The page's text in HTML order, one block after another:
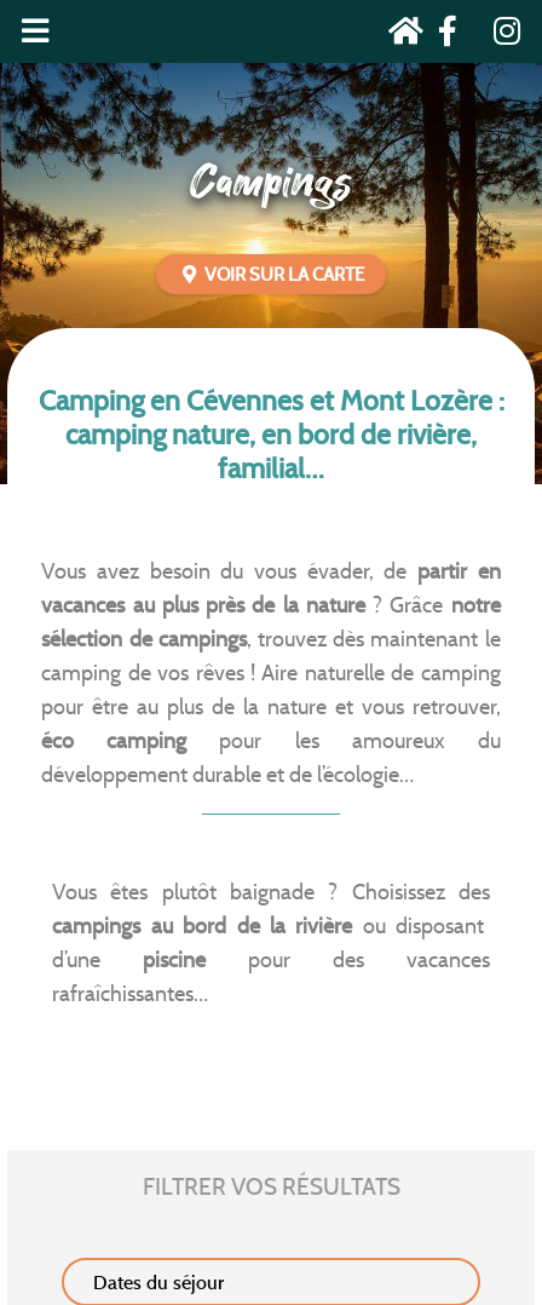
Campings
VOIR SUR LA CARTE
Camping en Cévennes et Mont Lozère :
camping nature, en bord de rivière,
familial…
Vous avez besoin du vous évader, de partir en
vacances au plus près de la nature? Grâce notre
sélection de campings, trouvez dès maintenant le
camping de vos rêves ! Aire naturelle de camping
pour être au plus de la nature et vous retrouver,
éco campingpour les amoureux du
développement durable et de l’écologie…
Vous êtes plutôt baignade ? Choisissez des
campings au bord de la rivièreou disposant
d’une piscine pour des vacances
rafraîchissantes…
FILTRER VOS RÉSULTATS
Dates du séjour